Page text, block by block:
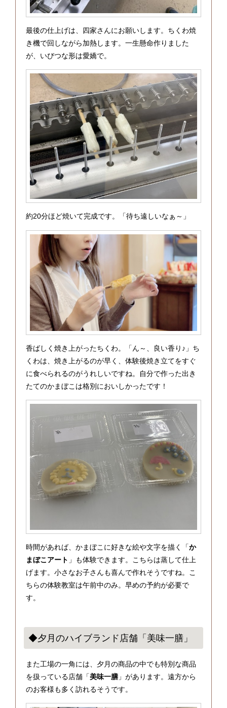
最後の仕上げは、四家さんにお願いします。ちくわ焼
き機で回しながら加熱します。一生懸命作りました
が、いびつな形は愛嬌で。
約20分ほど焼いて完成です。「待ち遠しいなぁ～」
香ばしく焼き上がったちくわ。「ん～、良い香り♪」ち
くわは、焼き上がるのが早く、体験後焼き立てをすぐ
に食べられるのがうれしいですね。自分で作った出き
たてのかまぼこは格別においしかったです！
時間があれば、かまぼこに好きな絵や文字を描く「か
まぼこアート 」も体験できます。こちらは蒸して仕上
げます。小さなお子さんも喜んで作れそうですね。こ
ちらの体験教室は午前中のみ。早めの予約が必要で
す。
◆夕月のハイブランド店舗「美味一膳」
また工場の一角には、夕月の商品の中でも特別な商品
を扱っている店舗「美味一膳」があります。遠方から
のお客様も多く訪れるそうです。